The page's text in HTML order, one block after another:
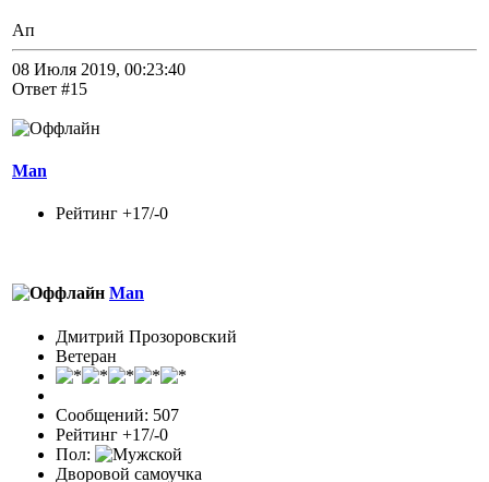
Ап
08 Июля 2019, 00:23:40
Ответ #15
Man
Рейтинг +17/-0
Man
Дмитрий Прозоровский
Ветеран
Сообщений: 507
Рейтинг +17/-0
Пол:
Дворовой самоучка